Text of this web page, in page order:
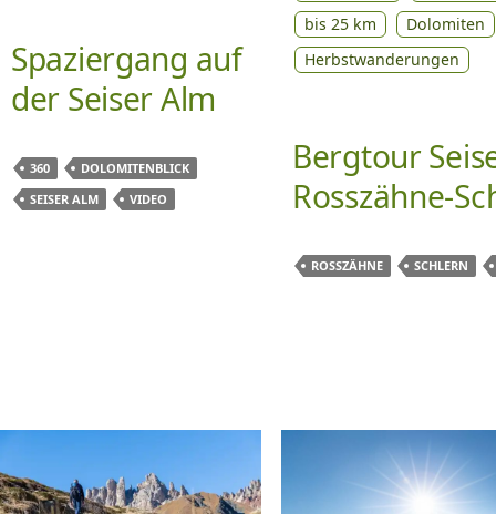
Spaziergang auf
der Seiser Alm
360
DOLOMITENBLICK
SEISER ALM
VIDEO
bis 25 km
Dolomiten
Herbstwanderungen
Bergtour
Rosszähne-
ROSSZÄHNE SCHLERN